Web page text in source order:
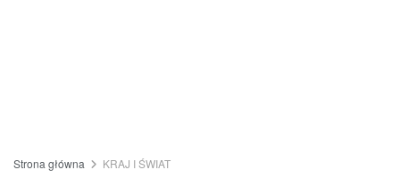
Strona główna KRAJ I ŚWIAT